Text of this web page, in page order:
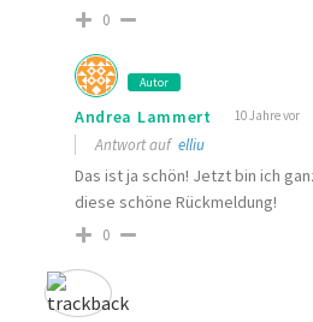
0
Autor
Andrea Lammert 10 Jahre vor
Antwort auf elliu
Das ist ja schön! Jetzt bin ich
diese schöne Rückmeldung!
0